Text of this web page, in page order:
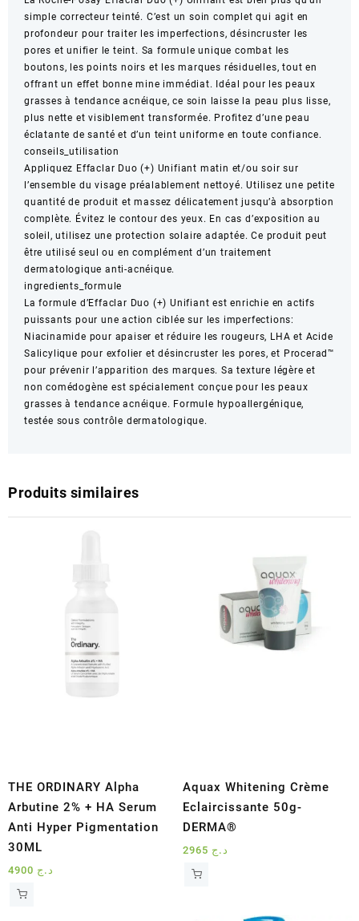
simple correcteur teinté. C’est un soin complet qui agit en
profondeur pour traiter les imperfections, désincruster les
pores et unifier le teint. Sa formule unique combat les
boutons, les points noirs et les marques résiduelles, tout en
offrant un effet bonne mine immédiat. Idéal pour les peaux
grasses à tendance acnéique, ce soin laisse la peau plus lisse,
plus nette et visiblement transformée. Profitez d’une peau
éclatante de santé et d’un teint uniforme en toute confiance.
conseils_utilisation
Appliquez Effaclar Duo (+) Unifiant matin et/ou soir sur
l’ensemble du visage préalablement nettoyé. Utilisez une petite
quantité de produit et massez délicatement jusqu’à absorption
complète. Évitez le contour des yeux. En cas d’exposition au
soleil, utilisez une protection solaire adaptée. Ce produit peut
être utilisé seul ou en complément d’un traitement
dermatologique anti-acnéique.
ingredients_formule
La formule d’Effaclar Duo (+) Unifiant est enrichie en actifs
puissants pour une action ciblée sur les imperfections:
Niacinamide pour apaiser et réduire les rougeurs, LHA et Acide
Salicylique pour exfolier et désincruster les pores, et Procerad™
pour prévenir l’apparition des marques. Sa texture légère et
non comédogène est spécialement conçue pour les peaux
grasses à tendance acnéique. Formule hypoallergénique,
testée sous contrôle dermatologique.
Produits similaires
THE ORDINARY Alpha
Arbutine 2% + HA Serum
Anti Hyper Pigmentation
30ML
د.ج
Aquax Whitening Crème
Eclaircissante 50g-
DERMA®
د.ج